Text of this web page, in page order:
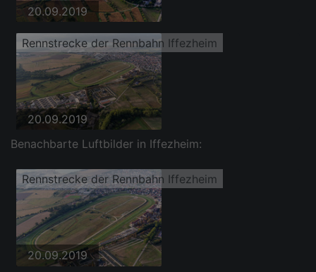
20.09.2019
Rennstrecke der Rennbahn Iffezheim
20.09.2019
Benachbarte Luftbilder in Iffezheim:
Rennstrecke der Rennbahn Iffezheim
20.09.2019